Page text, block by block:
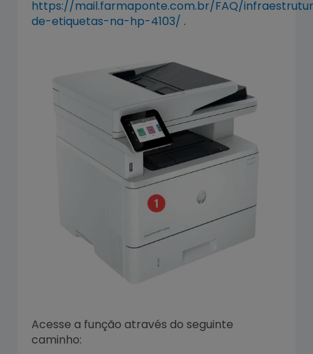
https://mail.farmaponte.com.br/FAQ/
de-etiquetas-na-hp-4103/ .
Acesse a função através do seguinte
caminho: